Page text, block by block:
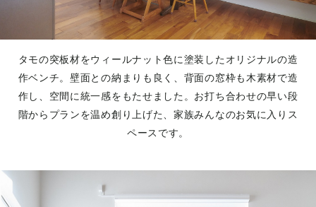
タモの突板材をウィールナット色に塗装したオリジナルの造
作ベンチ。壁面との納まりも良く、背面の窓枠も木素材で造
作し、空間に統一感をもたせました。お打ち合わせの早い段
階からプランを温め創り上げた、家族みんなのお気に入りス
ペースです。